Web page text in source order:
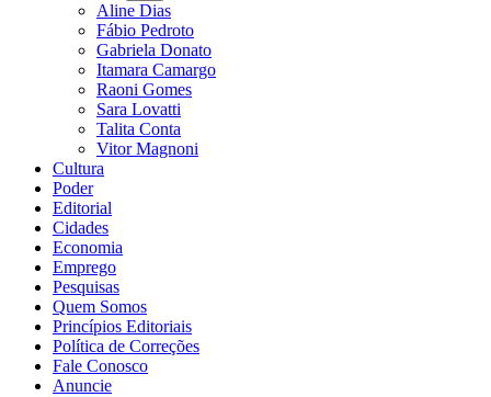
Aline Dias
Fábio Pedroto
Gabriela Donato
Itamara Camargo
Raoni Gomes
Sara Lovatti
Talita Conta
Vitor Magnoni
Cultura
Poder
Editorial
Cidades
Economia
Emprego
Pesquisas
Quem Somos
Princípios Editoriais
Política de Correções
Fale Conosco
Anuncie